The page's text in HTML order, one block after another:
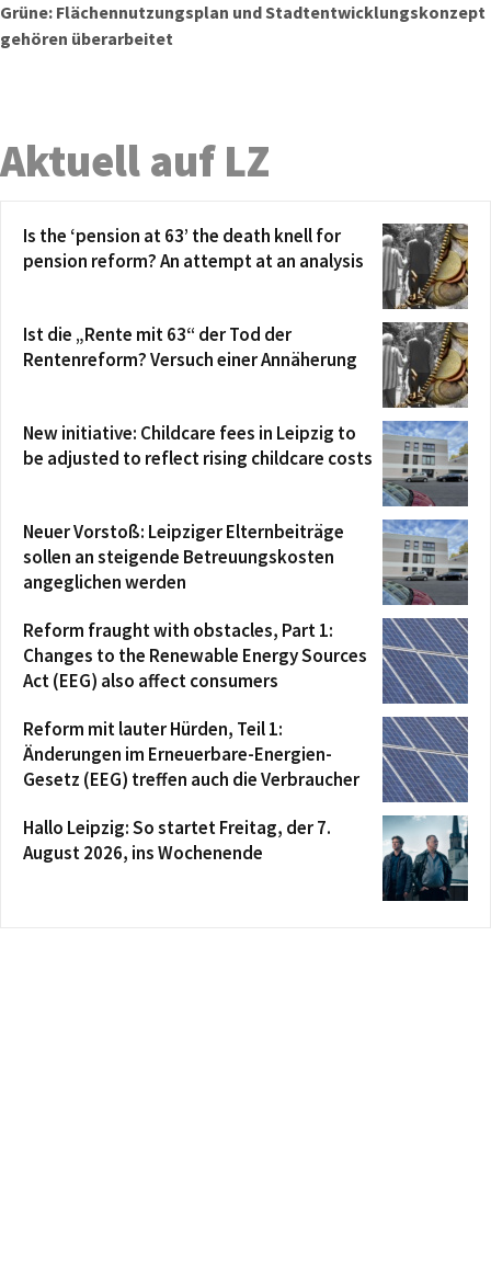
Grüne: Flächennutzungsplan und Stadtentwicklungskonzept
gehören überarbeitet
Aktuell auf LZ
Is the ‘pension at 63’ the death knell for
pension reform? An attempt at an analysis
Ist die „Rente mit 63“ der Tod der
Rentenreform? Versuch einer Annäherung
New initiative: Childcare fees in Leipzig to
be adjusted to reflect rising childcare costs
Neuer Vorstoß: Leipziger Elternbeiträge
sollen an steigende Betreuungskosten
angeglichen werden
Reform fraught with obstacles, Part 1:
Changes to the Renewable Energy Sources
Act (EEG) also affect consumers
Reform mit lauter Hürden, Teil 1:
Änderungen im Erneuerbare-Energien-
Gesetz (EEG) treffen auch die Verbraucher
Hallo Leipzig: So startet Freitag, der 7.
August 2026, ins Wochenende